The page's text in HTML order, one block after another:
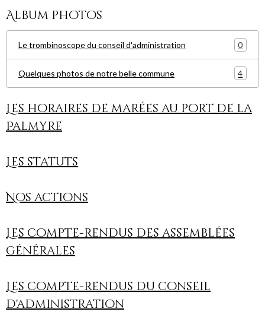
Album photos
Le trombinoscope du conseil d'administration 0
Quelques photos de notre belle commune 4
Les horaires de marées au port de la
Palmyre
Les statuts
Nos actions
Les compte-rendus des assemblées
générales
Les compte-rendus du conseil
d'administration